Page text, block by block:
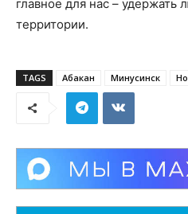
главное для нас – удержать
территории.
TAGS Абакан Минусинск